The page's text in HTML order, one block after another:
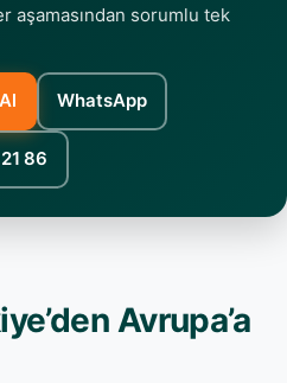
aşamasından sorumlu tek
WhatsApp
86
Avrupa’a